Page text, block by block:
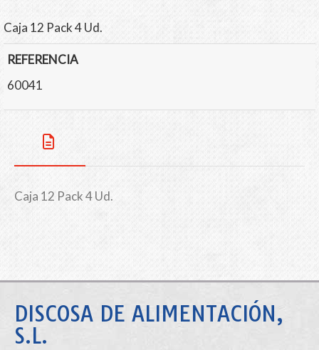
Caja 12 Pack 4 Ud.
REFERENCIA
60041
Caja 12 Pack 4 Ud.
DISCOSA DE ALIMENTACIÓN,
S.L.